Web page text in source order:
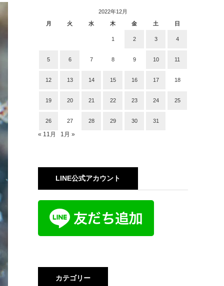
2022年12月
月
火 水 木 金 土 日
1 2 3 4
5 6 7 8 9 10 11
12 13 14 15 16 17 18
19 20 21 22 23 24 25
26 27 28 29 30 31
« 11月 1月 »
LINE公式アカウント
カテゴリー